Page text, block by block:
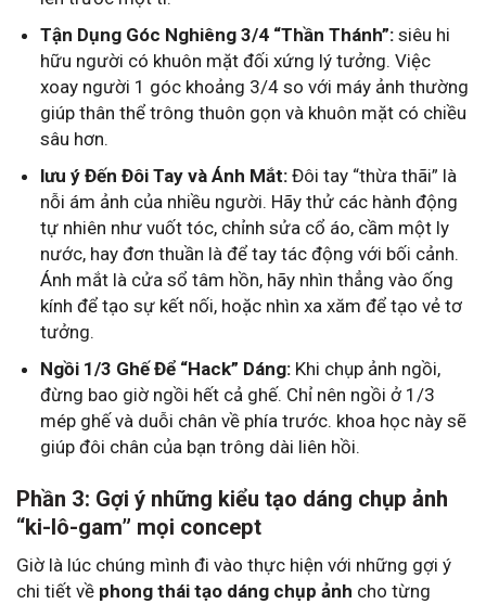
Tận Dụng Góc Nghiêng 3/4 “Thần Thánh”: siêu hi
hữu người có khuôn mặt đối xứng lý tưởng. Việc
xoay người 1 góc khoảng 3/4 so với máy ảnh thường
giúp thân thể trông thuôn gọn và khuôn mặt có chiều
sâu hơn.
lưu ý Đến Đôi Tay và Ánh Mắt: Đôi tay “thừa thãi” là
nỗi ám ảnh của nhiều người. Hãy thử các hành động
tự nhiên như vuốt tóc, chỉnh sửa cổ áo, cầm một ly
nước, hay đơn thuần là để tay tác động với bối cảnh.
Ánh mắt là cửa sổ tâm hồn, hãy nhìn thẳng vào ống
kính để tạo sự kết nối, hoặc nhìn xa xăm để tạo vẻ tơ
tưởng.
Ngồi 1/3 Ghế Để “Hack” Dáng: Khi chụp ảnh ngồi,
đừng bao giờ ngồi hết cả ghế. Chỉ nên ngồi ở 1/3
mép ghế và duỗi chân về phía trước. khoa học này sẽ
giúp đôi chân của bạn trông dài liên hồi.
Phần 3: Gợi ý những kiểu tạo dáng chụp ảnh
“ki-lô-gam” mọi concept
Giờ là lúc chúng mình đi vào thực hiện với những gợi ý
chi tiết về phong thái tạo dáng chụp ảnh cho từng